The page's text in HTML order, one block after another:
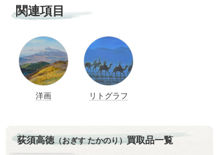
関連項目
洋画 リトグラフ
荻須高徳（おぎす たかのり）買取品一覧